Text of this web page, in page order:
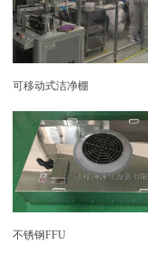
可移动式洁净棚
不锈钢FFU